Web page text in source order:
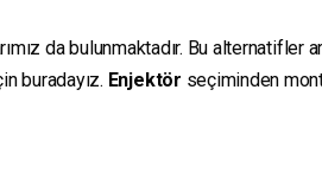
da bulunmaktadır. Bu alternatifler
buradayız. Enjektör seçiminden